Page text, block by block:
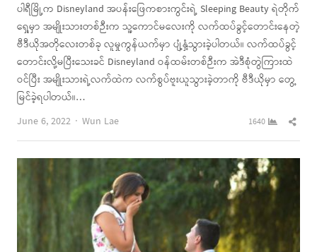
ပါရီမြို့က Disneyland အပန်းဖြေကစားကွင်းရဲ့ Sleeping Beauty ရဲတိုက်
ရှေ့မှာ အမျိုးသားတစ်ဉီးက သူ့ကောင်မလေးကို လက်ထပ်ခွင့်တောင်းနေတဲ့
ဗီဒီယိုအတိုလေးတစ်ခု လူမှုကွန်ယက်မှာ ပျံ့နှံ့သွားခဲ့ပါတယ်။ လက်ထပ်ခွင့်
တောင်းလို့မပြီးသေးခင် Disneyland ဝန်ထမ်းတစ်ဉီးက အဲဒီစုံတွဲကြားထဲ
ဝင်ပြီး အမျိုးသားရဲ့လက်ထဲက လက်စွပ်ဗူးယူသွားခဲ့တာကို ဗီဒီယိုမှာ တွေ့
မြင်ခဲ့ရပါတယ်။…
June 6, 2022
Author
Wun Lae 1640